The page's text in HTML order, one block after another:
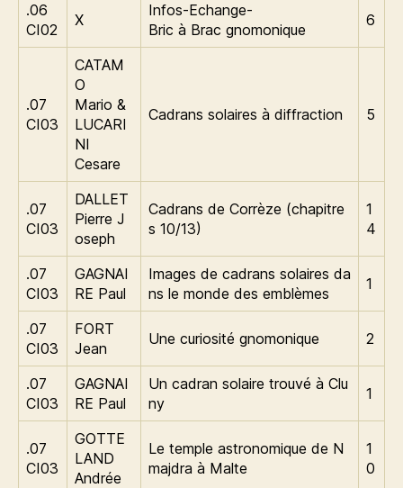
.06
CI02
X
Infos-Echange-
Bric à Brac gnomonique
6
.07
CI03
CATAM
O
Mario &
LUCARI
NI
Cesare
Cadrans solaires à diffraction 5
.07
CI03
DALLET
Pierre J
oseph
Cadrans de Corrèze (chapitre
s 10/13)
1
4
.07
CI03
GAGNAI
RE Paul
Images de cadrans solaires da
ns le monde des emblèmes
1
.07
CI03
FORT
Jean
Une curiosité gnomonique 2
.07
CI03
GAGNAI
RE Paul
Un cadran solaire trouvé à Clu
ny
1
.07
CI03
GOTTE
LAND
Andrée
Le temple astronomique de N
majdra à Malte
1
0